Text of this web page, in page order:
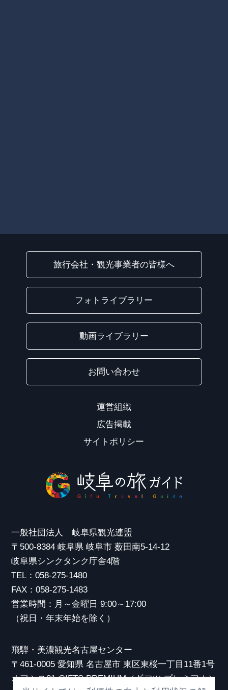
旅行会社・観光事業者の皆様へ
フォトライブラリー
動画ライブラリー
お問い合わせ
運営組織
広告掲載
サイトポリシー
一般社団法人 岐阜県観光連盟
〒500-8384 岐阜県 岐阜市 薮田南5-14-12
岐阜県シンクタンク庁舎4階
TEL：058-275-1480
FAX：058-275-1483
営業時間：月～金曜日 9:00～17:00
（祝日・年末年始を除く）
飛騨・美濃観光名古屋センター
〒461-0005 愛知県 名古屋市 東区東桜一丁目11番1号
オアシス21 GIFTS PREMIUM（ギフツ プレミアム）